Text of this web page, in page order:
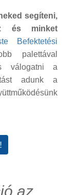
segíteni,
és minket
Befektetési
palettával
válogatni a
adunk a
az